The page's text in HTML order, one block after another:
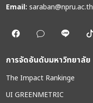
Email: saraban@npru.ac.th
การจัดอันดับมหาวิทยาลัย
The Impact Rankinge
UI GREENMETRIC